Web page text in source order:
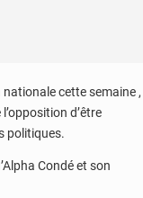
cette semaine ,
d’être
politiques.
Condé et son